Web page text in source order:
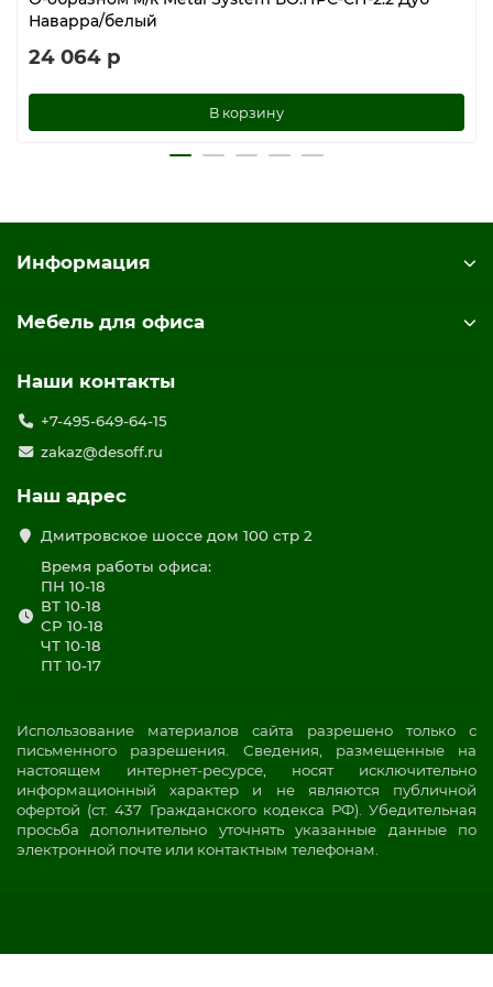
Наварра/белый
24 064 р
В корзину
Информация
Мебель для офиса
Наши контакты
+7-495-649-64-15
zakaz@desoff.ru
Наш адрес
Дмитровское шоссе дом 100 стр 2
Время работы офиса:
ПН 10-18
ВТ 10-18
СР 10-18
ЧТ 10-18
ПТ 10-17
Использование материалов сайта разрешено только с
письменного разрешения. Сведения, размещенные на
настоящем интернет-ресурсе, носят исключительно
информационный характер и не являются публичной
офертой (ст. 437 Гражданского кодекса РФ). Убедительная
просьба дополнительно уточнять указанные данные по
электронной почте или контактным телефонам.